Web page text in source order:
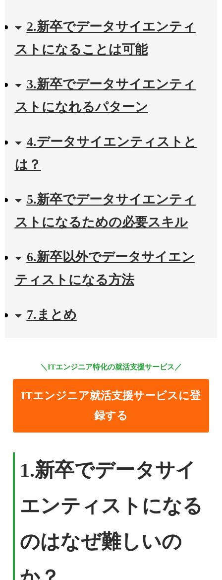
2.新卒でデータサイエンティ
ストになることは可能
3.新卒でデータサイエンティ
ストになれるパターン
4.データサイエンティストと
は？
5.新卒でデータサイエンティ
ストになるための必要スキル
6.新卒以外でデータサイエン
ティストになる方法
7.まとめ
＼ITエンジニア特化の就活支援サービス／
ITエンジニア就活支援サービスに登
録する
1.新卒でデータサイ
エンティストになる
のはなぜ難しいの